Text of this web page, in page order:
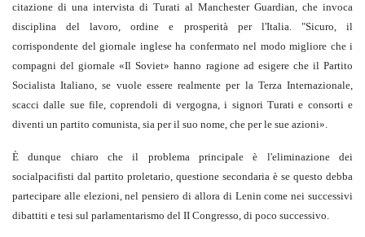
citazione di una intervista di Turati al Manchester Guardian, che invoca
disciplina del lavoro, ordine e prosperità per l'Italia. "Sicuro, il
corrispondente del giornale inglese ha confermato nel modo migliore che i
compagni del giornale «Il Soviet» hanno ragione ad esigere che il Partito
Socialista Italiano, se vuole essere realmente per la Terza Internazionale,
scacci dalle sue file, coprendoli di vergogna, i signori Turati e consorti e
diventi un partito comunista, sia per il suo nome, che per le sue azioni».
È dunque chiaro che il problema principale è l'eliminazione dei
socialpacifisti dal partito proletario, questione secondaria è se questo debba
partecipare alle elezioni, nel pensiero di allora di Lenin come nei successivi
dibattiti e tesi sul parlamentarismo del II Congresso, di poco successivo.